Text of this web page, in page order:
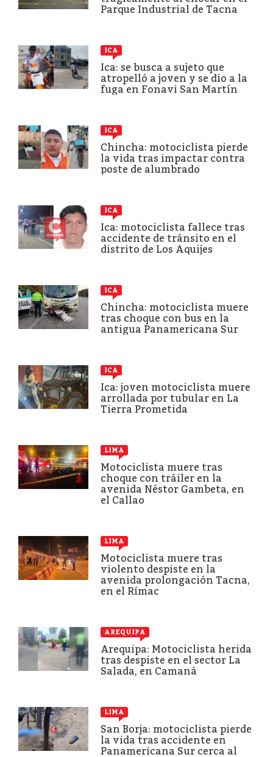
Parque Industrial de Tacna
ICA
Ica: se busca a sujeto que
atropelló a joven y se dio a la
fuga en Fonavi San Martín
ICA
Chincha: motociclista pierde
la vida tras impactar contra
poste de alumbrado
ICA
Ica: motociclista fallece tras
accidente de tránsito en el
distrito de Los Aquijes
ICA
Chincha: motociclista muere
tras choque con bus en la
antigua Panamericana Sur
ICA
Ica: joven motociclista muere
arrollada por tubular en La
Tierra Prometida
LIMA
Motociclista muere tras
choque con tráiler en la
avenida Néstor Gambeta, en
el Callao
LIMA
Motociclista muere tras
violento despiste en la
avenida prolongación Tacna,
en el Rímac
AREQUIPA
Arequipa: Motociclista herida
tras despiste en el sector La
Salada, en Camaná
LIMA
San Borja: motociclista pierde
la vida tras accidente en
Panamericana Sur cerca al